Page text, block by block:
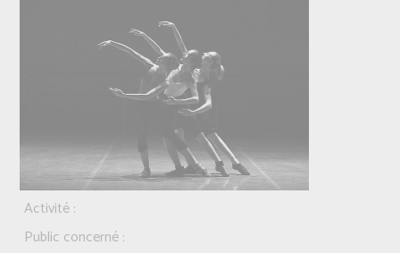
Activité :
Public concerné :